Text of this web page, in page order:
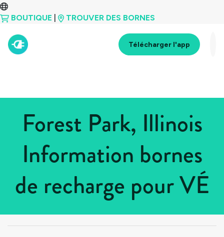
BOUTIQUE TROUVER DES BORNES
Télécharger l'app
Forest Park, Illinois
Information bornes
de recharge pour VÉ
États-Unis > Illinois